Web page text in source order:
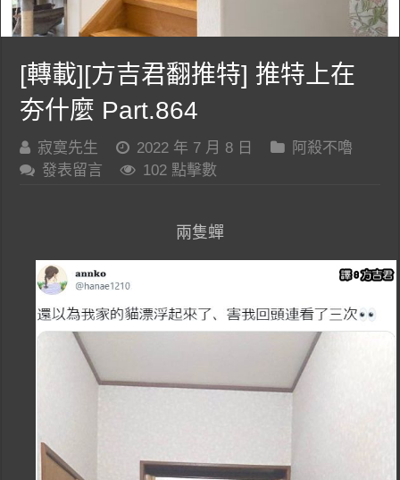
[轉載][方吉君翻推特] 推特上在
夯什麼 Part.864
寂寞先生 2022 年 7 月 8 日
阿殺不嚕
發表留言
102 點擊數
兩隻蟬